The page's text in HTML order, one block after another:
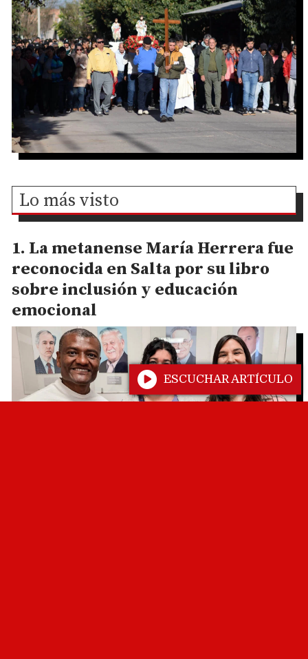
Lo más visto
La metanense María Herrera fue
reconocida en Salta por su libro
sobre inclusión y educación
emocional
ESCUCHAR ARTÍCULO